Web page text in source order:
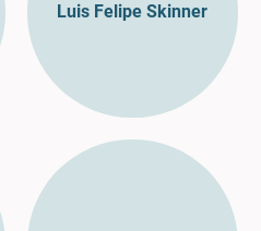
Luis Felipe Skinner